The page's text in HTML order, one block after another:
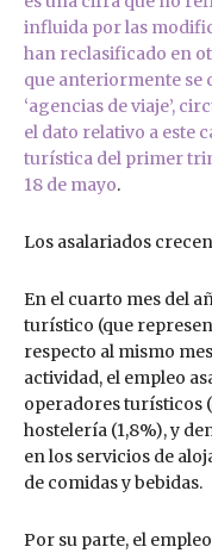
influida por las
han reclasificado en
que anteriormente se
‘agencias de viaje’,
el dato relativo a este
turística del primer
18 de mayo.
Los asalariados
En el cuarto mes del
turístico (que
respecto al mismo
actividad, el empleo
operadores turísticos
hostelería (1,8%), y
en los servicios de
de comidas y bebidas.
Por su parte, el